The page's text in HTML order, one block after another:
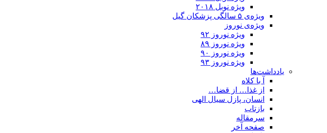
ویژه نوبل ۲۰۱۸
ویژه‌ی ۵ سالگی پزشکان گیل
ویژه‌ی نوروز
ویژه‌ نوروز ۹۲
ویژه‌ نوروز ۸۹
ویژه‌ نوروز ۹۰
ویژه‌ نوروز ۹۳
یادداشت‌ها
آ با کلاه
از غذا… از قضا…
انسان، پازل سیال الهی
بازتاب
سرمقاله
صفحه‌ آخر